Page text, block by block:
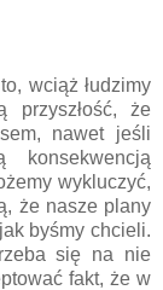
wciąż łudzimy
przyszłość, że
nawet jeśli
wykluczyć,
że nasze plany
byśmy chcieli.
się na nie
fakt, że w